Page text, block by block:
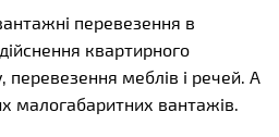
перевезення в
квартирного
перевезення меблів і речей. А
малогабаритних вантажів.